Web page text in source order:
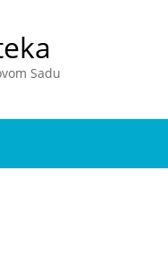
Sadu